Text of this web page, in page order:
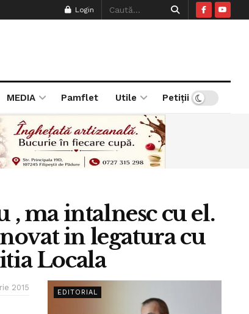
Login
MEDIA Pamflet Utile Petiții
, ma intalnesc cu el.
in legatura cu
Locala
2015
EDITORIAL